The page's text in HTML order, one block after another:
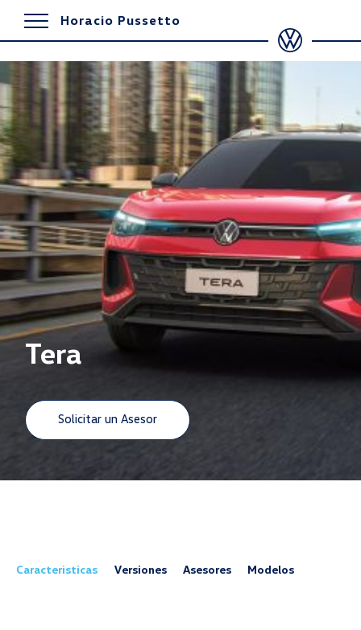
Horacio Pussetto
Tera
Solicitar un Asesor
Caracteristicas Versiones Asesores Modelos